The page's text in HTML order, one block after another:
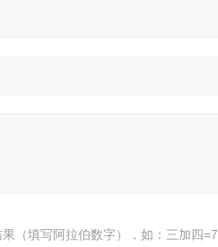
（填写阿拉伯数字），如：三加四=7